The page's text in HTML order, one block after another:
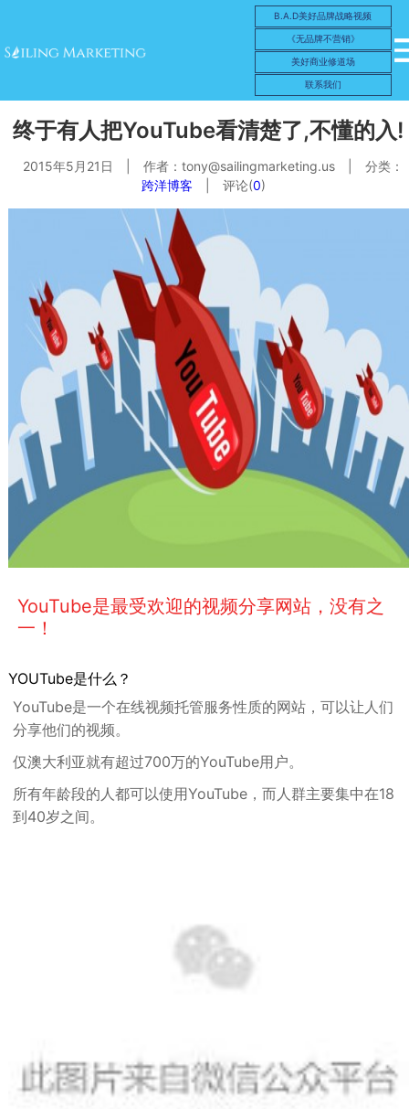
B.A.D美好品牌战略视频
《无品牌不营销》
美好商业修道场
联系我们
终于有人把YouTube看清楚了,不懂的入!
2015年5月21日 作者： tony@sailingmarketing.us
分类：
跨洋博客
评论(0)
YouTube是最受欢迎的视频分享网站，没有之
一！
YOUTube是什么？
YouTube是一个在线视频托管服务性质的网站，可以让人们
分享他们的视频。
仅澳大利亚就有超过700万的YouTube用户。
所有年龄段的人都可以使用YouTube，而人群主要集中在18
到40岁之间。